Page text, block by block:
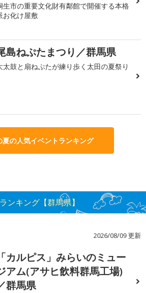
生市の重要文化財有鄰館で開催する本格
お化け屋敷
島ねぷたまつり／群馬県
太鼓と扇ねぷたが練り歩く太田の夏祭り
夏の人気イベントランキング
ンキング【群馬県】
2026/08/09 更新
「カルピス」みらいのミュー
アム(アサヒ飲料群馬工場)
群馬県